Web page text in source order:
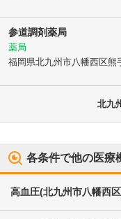
参道調剤薬局
薬局
福岡県北九州市八幡西区熊
北九
各条件で他の医療
高血圧(北九州市八幡西区